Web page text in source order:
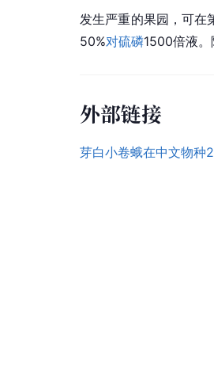
发生严重的果园，可在
50%对硫磷1500倍液
外部链接
芽白小卷蛾在中文物种